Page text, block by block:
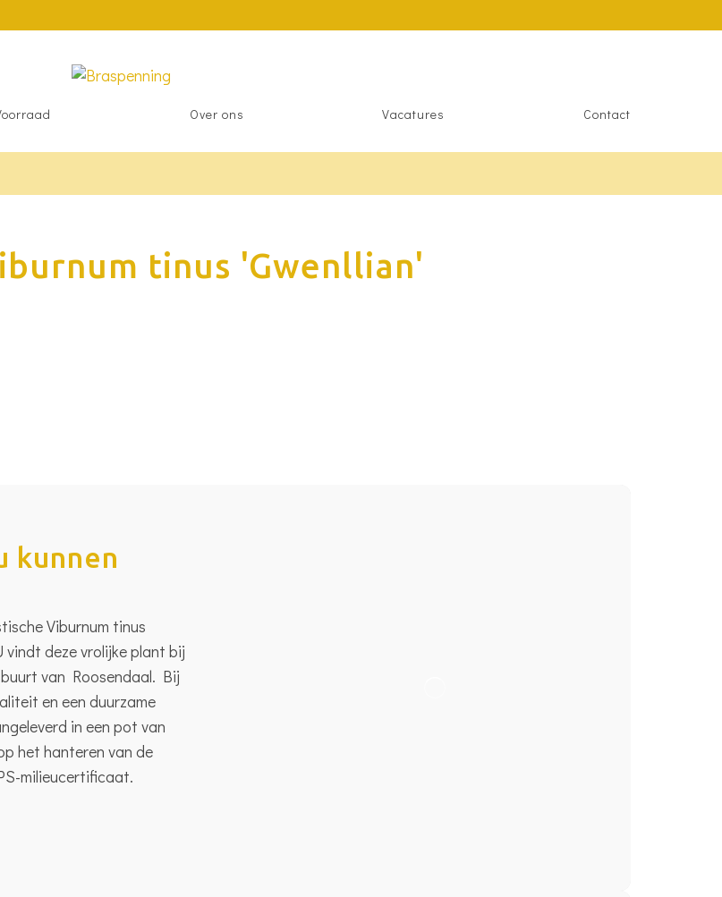
Over ons Vacatures Contact
tinus 'Gwenllian'
kunnen
Viburnum tinus
vindt deze vrolijke plant bij
van Roosendaal. Bij
en een duurzame
in een pot van
het hanteren van de
milieucertificaat.